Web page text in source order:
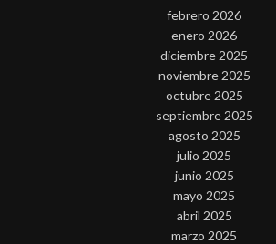
febrero 2026
enero 2026
diciembre 2025
noviembre 2025
octubre 2025
septiembre 2025
agosto 2025
julio 2025
junio 2025
mayo 2025
abril 2025
marzo 2025